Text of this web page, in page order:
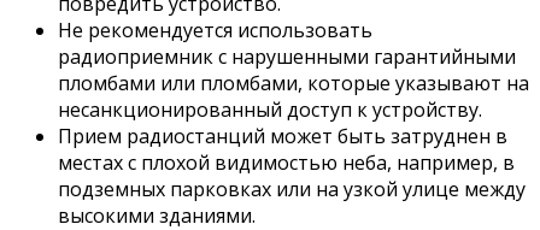
Не рекомендуется использовать
радиоприемник с нарушенными гарантийными
пломбами или пломбами, которые указывают на
несанкционированный доступ к устройству.
Прием радиостанций может быть затруднен в
местах с плохой видимостью неба, например, в
подземных парковках или на узкой улице между
высокими зданиями.